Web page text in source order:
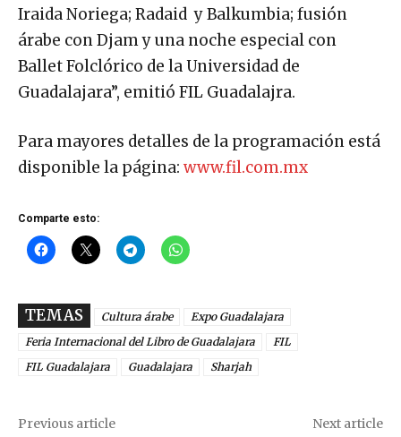
Iraida Noriega; Radaid y Balkumbia; fusión
árabe con Djam y una noche especial con
Ballet Folclórico de la Universidad de
Guadalajara”, emitió FIL Guadalajra.
Para mayores detalles de la programación está
disponible la página: www.fil.com.mx
Comparte esto:
TEMAS Cultura árabe
Expo Guadalajara
Feria Internacional del Libro de Guadalajara
FIL
FIL Guadalajara
Guadalajara Sharjah
Previous article Next article